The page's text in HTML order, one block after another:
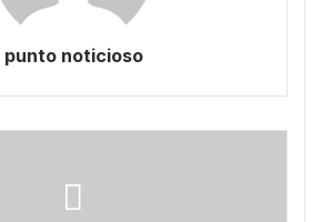
punto noticioso